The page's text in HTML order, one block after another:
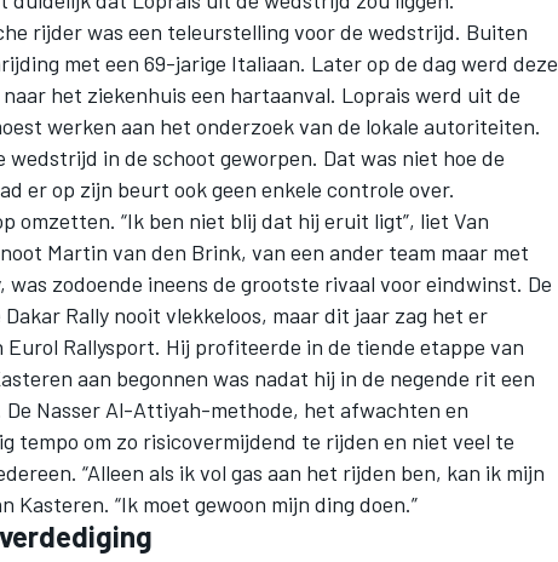
rijder was een teleurstelling voor de wedstrijd. Buiten
met een 69-jarige Italiaan. Later op de dag werd deze
het ziekenhuis een hartaanval. Loprais werd uit de
werken aan het onderzoek van de lokale autoriteiten.
wedstrijd in de schoot geworpen. Dat was niet hoe de
er op zijn beurt ook geen enkele controle over.
omzetten. “Ik ben niet blij dat hij eruit ligt”, liet Van
Martin van den Brink, van een ander team maar met
was zodoende ineens de grootste rivaal voor eindwinst. De
Rally nooit vlekkeloos, maar dit jaar zag het er
Rallysport. Hij profiteerde in de tiende etappe van
aan begonnen was nadat hij in de negende rit een
De Nasser Al-Attiyah-methode, het afwachten en
tempo om zo risicovermijdend te rijden en niet veel te
“Alleen als ik vol gas aan het rijden ben, kan ik mijn
Kasteren. “Ik moet gewoon mijn ding doen.”